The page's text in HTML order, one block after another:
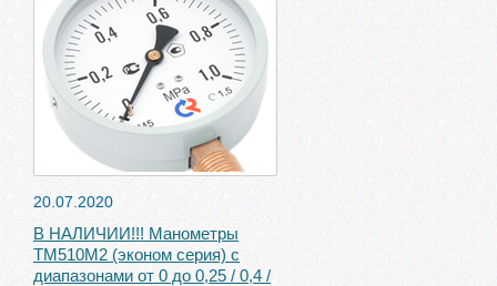
20.07.2020
В НАЛИЧИИ!!! Манометры
ТМ510М2 (эконом серия) с
диапазонами от 0 до 0,25 / 0,4 /